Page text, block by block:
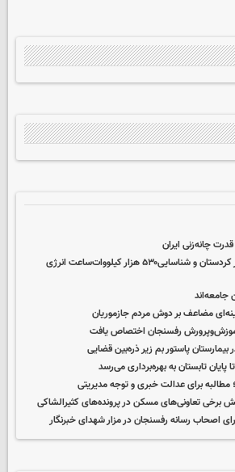
چانه‌زنی ایران
اجرای مانور ‌«مهتاب» در کردستان‌ و شناسایی۵۳۰ هزار کیلووات‌ساعت انرژی
جامعه‌اند
مضاعف بر دوش مردم جازموریان
بیمارستان پاستور بم زیر ذره‌بین قضایی
پایان تابستان به بهره‌برداری می‌رسد
برای عدالت خبری و توجه مدیریتی
برخی تعاونی‌های مسکن در پرونده‌های کثیرالشاکی
اصحاب رسانه رفسنجان در مزار شهدای خبرنگار